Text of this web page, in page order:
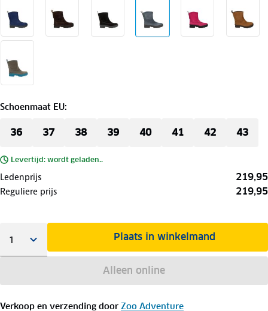
Schoenmaat EU:
36 37 38 39 40 41 42 43
Levertijd: wordt geladen..
Ledenprijs 219,95
Reguliere prijs 219,95
Plaats in winkelmand
Alleen online
Verkoop en verzending door Zoo Adventure